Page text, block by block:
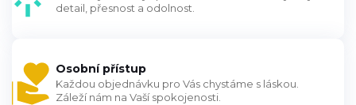
detail, přesnost a odolnost.
Osobní přístup
Každou objednávku pro Vás chystáme s láskou.
Záleží nám na Vaší spokojenosti.